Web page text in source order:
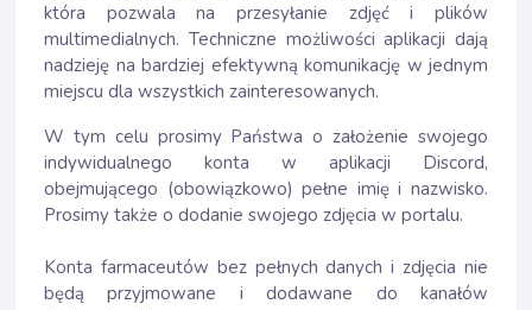
która pozwala na przesyłanie zdjęć i plików
multimedialnych. Techniczne możliwości aplikacji dają
nadzieję na bardziej efektywną komunikację w jednym
miejscu dla wszystkich zainteresowanych.
W tym celu prosimy Państwa o założenie swojego
indywidualnego konta w aplikacji Discord,
obejmującego (obowiązkowo) pełne imię i nazwisko.
Prosimy także o dodanie swojego zdjęcia w portalu.
Konta farmaceutów bez pełnych danych i zdjęcia nie
będą przyjmowane i dodawane do kanałów